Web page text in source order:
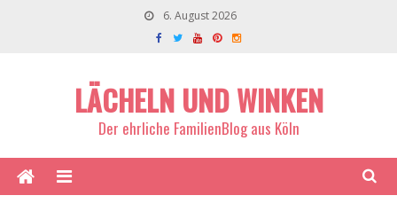
6. August 2026
LÄCHELN UND WINKEN
Der ehrliche FamilienBlog aus Köln